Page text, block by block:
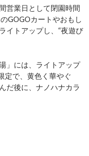
営業日として閉園時間
GOGOカートやおもし
イトアップし、“夜遊び
」には、ライトアップ
定で、黄色く華やぐ
だ後に、ナノハナカラ